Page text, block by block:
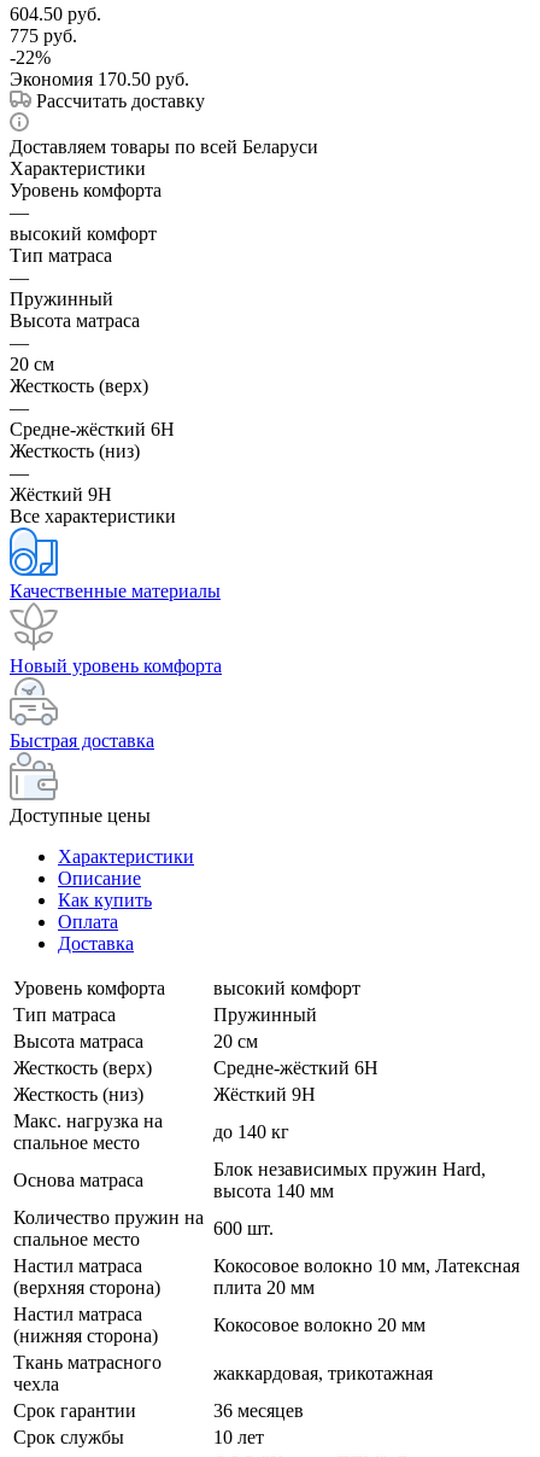
604.50 руб.
775 руб.
-22%
Экономия 170.50 руб.
Рассчитать доставку
Доставляем товары по всей Беларуси
Характеристики
Уровень комфорта
—
высокий комфорт
Тип матраса
—
Пружинный
Высота матраса
—
20 см
Жесткость (верх)
—
Средне-жёсткий 6H
Жесткость (низ)
—
Жёсткий 9H
Все характеристики
Качественные материалы
Новый уровень комфорта
Быстрая доставка
Доступные цены
Характеристики
Описание
Как купить
Оплата
Доставка
Уровень комфорта
высокий комфорт
Тип матраса
Пружинный
Высота матраса
20 см
Жесткость (верх)
Средне-жёсткий 6H
Жесткость (низ)
Жёсткий 9H
Макс. нагрузка на
спальное место
до 140 кг
Основа матраса
Блок независимых пружин Hard,
высота 140 мм
Количество пружин на
спальное место
600 шт.
Настил матраса
(верхняя сторона)
Кокосовое волокно 10 мм, Латексная
плита 20 мм
Настил матраса
(нижняя сторона)
Кокосовое волокно 20 мм
Ткань матрасного
чехла
жаккардовая, трикотажная
Срок гарантии
36 месяцев
Срок службы
10 лет